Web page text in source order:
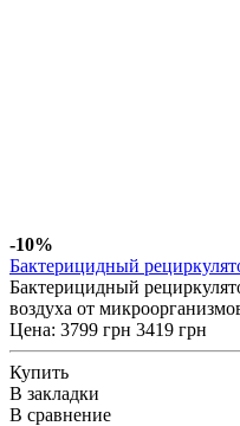
-10%
Бактерицидный
Бактерицидный
воздуха от
Цена: 3799 грн 3419 грн
Купить
В закладки
В сравнение